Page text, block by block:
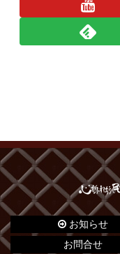
お知らせ
お問合せ